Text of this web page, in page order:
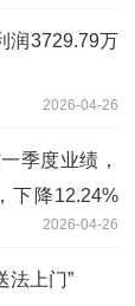
润3729.79万
2026-04-26
季度业绩，
下降12.24%
2026-04-26
法上门”